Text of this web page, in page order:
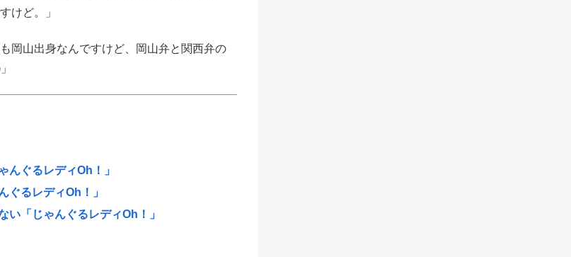
けど。」
岡山出身なんですけど、岡山弁と関西弁の
んぐるレディOh！」
ぐるレディOh！」
い「じゃんぐるレディOh！」